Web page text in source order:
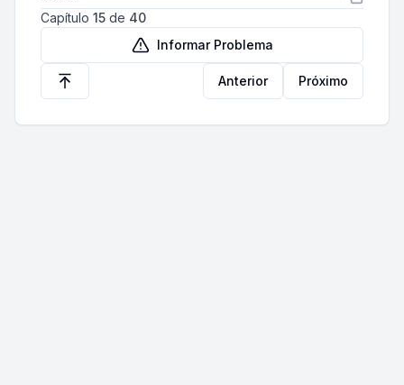
Capítulo 15 de 40
Informar Problema
Anterior Próximo